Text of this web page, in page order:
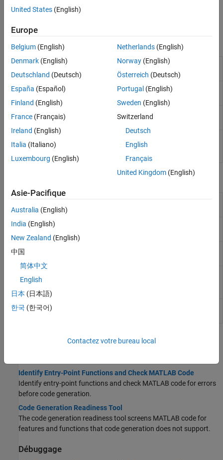
exécutez une fonction MEX, qui est exécutable et testable dans
Fonctions
coder.runTest Run test replacing calls toMATLAB
functions with calls to MEX functions
coder.screener
Determine if function is suitable for code
getLineColumn
Find locations of beginning and end of
code involved in code generation
base workspace as a character vector
(depuis R2022a)
coder.CallSite
Properties
Information about a function call site in
coder.CodeFile
Properties
coder.File
Properties
Properties
coder.ScreenerInfo
Identify Entry-Point Functions and Check MATLAB Code
Identify entry-point functions and check MATLAB code for errors
before code generation.
Code Generation Readiness Tool
The code generation readiness tool screens MATLAB code for
features and functions that code generation does not support.
Débuggage
United States (English)
Europe
Belgium (English)
Denmark (English)
Deutschland (Deutsch)
España (Español)
Finland (English)
France (Français)
Ireland (English)
Italia (Italiano)
Luxembourg (English)
Netherlands(English)
Norway(English)
Österreich (Deutsch)
Portugal (English)
Sweden (English)
Switzerland
Deutsch
English
Français
United Kingdom(English)
Asie-Pacifique
Australia (English)
India (English)
New Zealand (English)
中国
简体中文
English
日本 (日本語)
한국 (한국어)
Contactez votre bureau local